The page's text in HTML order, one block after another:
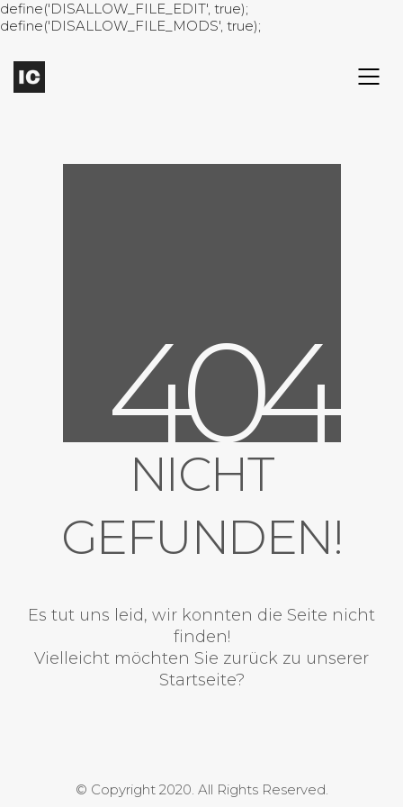
define('DISALLOW_FILE_EDIT', true);
define('DISALLOW_FILE_MODS', true);
404
NICHT
GEFUNDEN!
Es tut uns leid, wir konnten die Seite nicht
finden!
Vielleicht möchten Sie zurück zu unserer
Startseite?
© Copyright 2020. All Rights Reserved.